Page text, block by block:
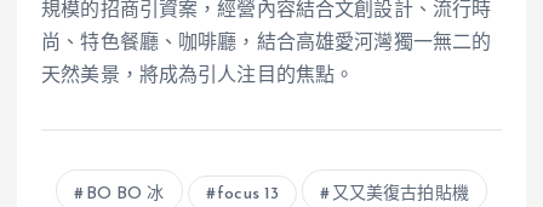
規模的招商引資案，經營內容結合文創設計、流行時
尚、特色餐廳、咖啡廳，結合高雄愛河灣獨一無二的
天然美景，將成為引人注目的焦點。
BO BO 冰 focus 13 又又美復古拍貼機